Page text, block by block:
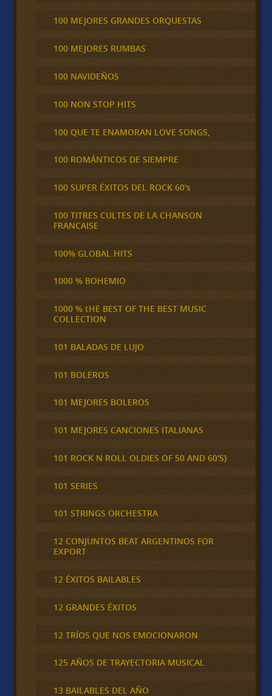
100 MEJORES GRANDES ORQUESTAS
100 MEJORES RUMBAS
100 NAVIDEÑOS
100 NON STOP HITS
100 QUE TE ENAMORAN LOVE SONGS,
100 ROMÁNTICOS DE SIEMPRE
100 SUPER ÉXITOS DEL ROCK 60's
100 TITRES CULTES DE LA CHANSON
FRANCAISE
100% GLOBAL HITS
1000 % BOHEMIO
1000 % tHE BEST OF THE BEST MUSIC
COLLECTION
101 BALADAS DE LUJO
101 BOLEROS
101 MEJORES BOLEROS
101 MEJORES CANCIONES ITALIANAS
101 ROCK N ROLL OLDIES OF 50 AND 60'S}
101 SERIES
101 STRINGS ORCHESTRA
12 CONJUNTOS BEAT ARGENTINOS FOR
EXPORT
12 ÉXITOS BAILABLES
12 GRANDES ÉXITOS
12 TRÍOS QUE NOS EMOCIONARON
125 AÑOS DE TRAYECTORIA MUSICAL
13 BAILABLES DEL AÑO